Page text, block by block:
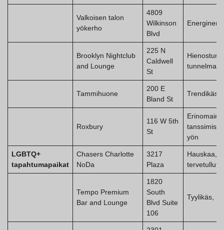
Valkoisen talon
yökerho
4809
Wilkinson
Blvd
Energinen
Brooklyn Nightclub
and Lounge
225 N
Caldwell
St
tunnelma
Tammihuone
200 E
Bland St
Trendikäs,
Roxbury
116 W 5th
St
yön
LGBTQ+
tapahtumapaikat
Chasers Charlotte
NoDa
3217
Plaza
Hauskaa,
tervetullutta
Tempo Premium
Bar and Lounge
1820
South
Blvd Suite
106
Tyylikäs,